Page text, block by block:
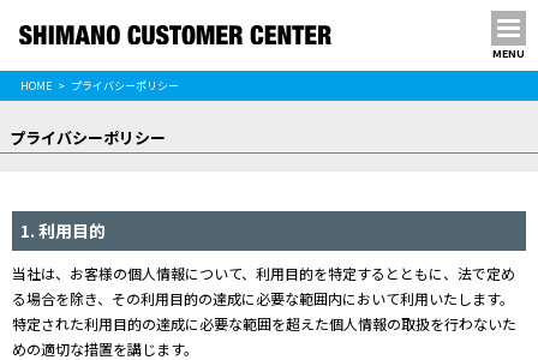
MENU
プライバシーポリシー
PRIVACY POLICY
HOME プライバシーポリシー
プライバシーポリシー
1. 利用目的
当社は、お客様の個人情報について、利用目的を特定するとともに、法で定め
る場合を除き、その利用目的の達成に必要な範囲内において利用いたします。
特定された利用目的の達成に必要な範囲を超えた個人情報の取扱を行わないた
めの適切な措置を講じます。